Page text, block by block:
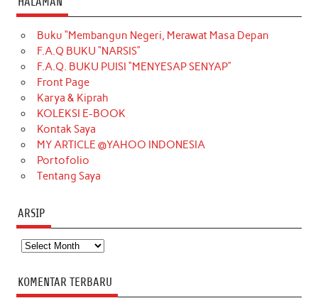
e
b
o
o
k
t
a
g
r
a
m
T
o
k
t
e
r
k
e
d
t
t
e
T
u
b
Buku “Membangun Negeri, Merawat Masa Depan
F.A.Q BUKU “NARSIS”
F.A.Q. BUKU PUISI “MENYESAP SENYAP”
Front Page
Karya & Kiprah
KOLEKSI E-BOOK
Kontak Saya
MY ARTICLE @YAHOO INDONESIA
Portofolio
Tentang Saya
ARSIP
Arsip
KOMENTAR TERBARU